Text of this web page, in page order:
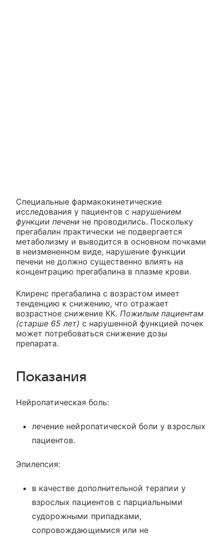
Специальные фармакокинетические
исследования у пациентов с нарушением
функции печени не проводились. Поскольку
прегабалин практически не подвергается
метаболизму и выводится в основном почками
в неизмененном виде, нарушение функции
печени не должно существенно влиять на
концентрацию прегабалина в плазме крови.
Клиренс прегабалина с возрастом имеет
тенденцию к снижению, что отражает
возрастное снижение КК. Пожилым пациентам
(старше 65 лет) с нарушенной функцией почек
может потребоваться снижение дозы
препарата.
Показания
Нейропатическая боль:
лечение нейропатической боли у взрослых
пациентов.
Эпилепсия:
в качестве дополнительной терапии у
взрослых пациентов с парциальными
судорожными припадками,
сопровождающимися или не